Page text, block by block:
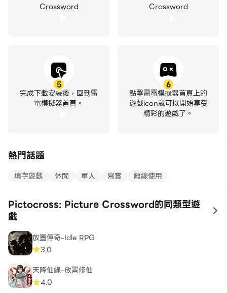
Crossword
Crossword
5
完成下載安裝後，回到雷
電模擬器首頁。
6
點擊雷電模擬器首頁上的
遊戲icon就可以開始享受
精彩的遊戲了。
熱門話題
填字遊戲 休閒 單人 寫實 離線使用
Pictocross: Picture Crossword的同類型遊
戲
to
放置傳奇-Idle RPG
3.0
天降仙緣-放置修仙
4.0